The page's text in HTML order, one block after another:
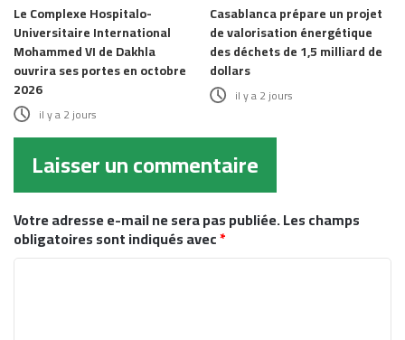
Le Complexe Hospitalo-
Universitaire International
Mohammed VI de Dakhla
ouvrira ses portes en octobre
2026
il y a 2 jours
Casablanca prépare un projet
de valorisation énergétique
des déchets de 1,5 milliard de
dollars
il y a 2 jours
Laisser un commentaire
Votre adresse e-mail ne sera pas publiée.Les champs
obligatoires sont indiqués avec*